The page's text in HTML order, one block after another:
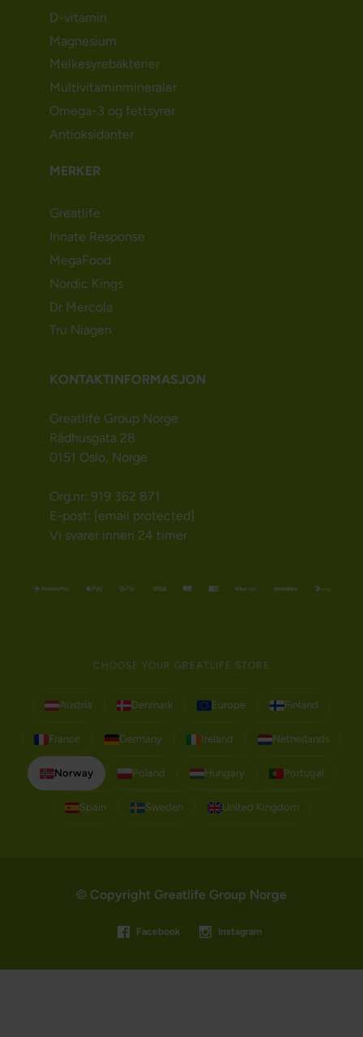
D-vitamin
Magnesium
Melkesyrebakterier
Multivitaminmineraler
Omega-3 og fettsyrer
Antioksidanter
MERKER
Greatlife
Innate Response
MegaFood
Nordic Kings
Dr Mercola
Tru Niagen
KONTAKTINFORMASJON
Greatlife Group Norge
Rådhusgata 28
0151 Oslo, Norge
Org.nr: 919 362 871
E-post: [email protected]
Vi svarer innen 24 timer
CHOOSE YOUR GREATLIFE STORE
Austria Denmark Europe Finland
France Germany Ireland Netherlands
Norway Poland Hungary Portugal
Spain Sweden United Kingdom
© Copyright Greatlife Group Norge
Facebook Instagram